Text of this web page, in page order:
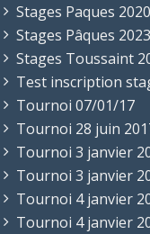
Stages Paques 2020
Stages Pâques 2023
Stages Toussaint
Test inscription
Tournoi 07/01/17
Tournoi 28 juin
Tournoi 3 janvier
Tournoi 3 janvier
Tournoi 4 janvier
Tournoi 4 janvier